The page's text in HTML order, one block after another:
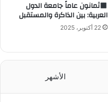
ثمانون عاماً جامعة الدول
العربية: بين الذاكرة والمستقبل
22 أكتوبر، 2025
الأشهر